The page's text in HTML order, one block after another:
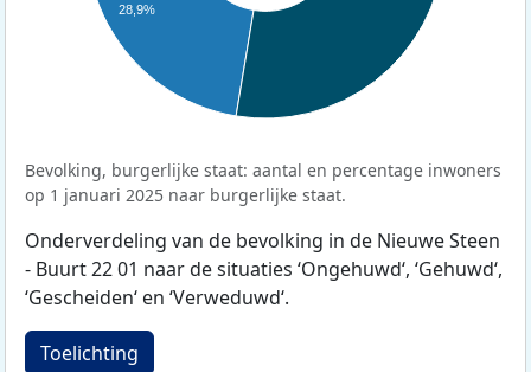
28,9%
Bevolking, burgerlijke staat: aantal en percentage inwoners
op 1 januari 2025 naar burgerlijke staat.
Onderverdeling van de bevolking in de Nieuwe Steen
- Buurt 22 01 naar de situaties ‘Ongehuwd‘, ‘Gehuwd‘,
‘Gescheiden‘ en ‘Verweduwd‘.
Toelichting